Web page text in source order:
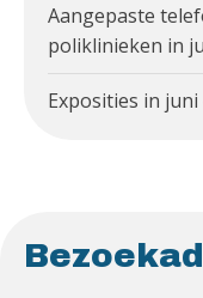
Aangepaste
poliklinieken in
Exposities in